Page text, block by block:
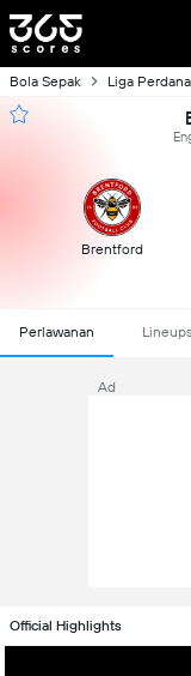
Bola Sepak Liga Perdana
Brentford
Perlawanan Lineups
Ad
Official Highlights